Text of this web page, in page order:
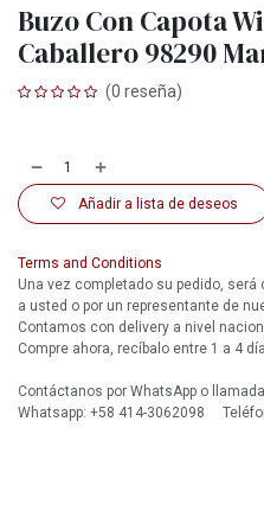
Buzo Con Capota
Caballero 98290
(0 reseña)
Añadir a lista de deseos
Terms and Conditions
Una vez completado su pedido,
a usted o por un representante de
Contamos con delivery a nivel
Compre ahora, recíbalo entre 1 a 4
Contáctanos por WhatsApp o
Whatsapp: +58 414-3062098